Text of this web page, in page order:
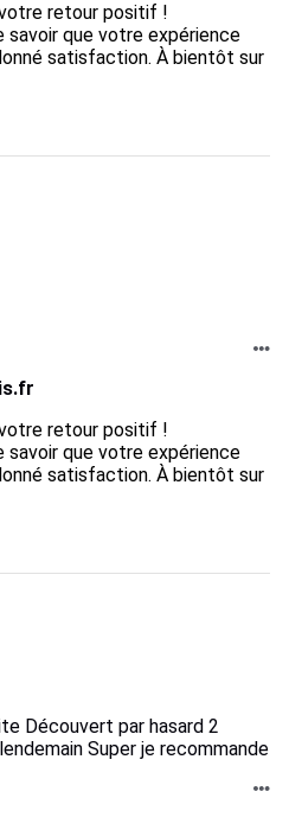
retour positif !
savoir que votre expérience
satisfaction. À bientôt sur
retour positif !
savoir que votre expérience
satisfaction. À bientôt sur
Découvert par hasard 2
Super je recommande